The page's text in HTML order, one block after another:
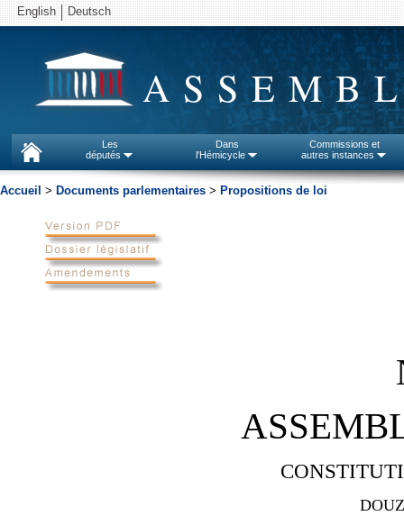
English Deutsch
Les
députés
Dans
l'Hémicycle
Commissions et
autres instances
Accueil > Documents parlementaires > Propositions de loi